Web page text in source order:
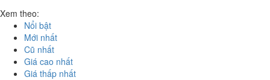
Xem theo:
Nổi bật
Mới nhất
Cũ nhất
Giá cao nhất
Giá thấp nhất